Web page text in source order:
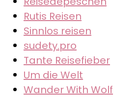
Rutis Reisen
Sinnlos reisen
sudety.pro
Tante Reisefieber
Um die Welt
Wander With Wolf